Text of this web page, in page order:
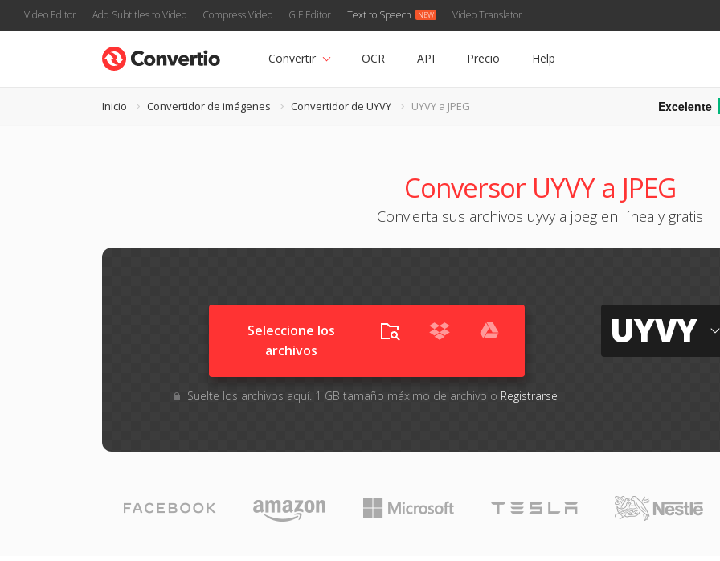
Video Editor Add Subtitles to Video Compress Video GIF Editor Text to Speech Video Translator
Convertir OCR API Precio Help
Inicio Convertidor de imágenes Convertidor de UYVY UYVY a JPEG Excelente
Conversor UYVY a JPEG
Convierta sus archivos uyvy a jpeg en línea y gratis
Seleccione los
archivos
Suelte los archivos aquí. 1 GB tamaño máximo de archivo o Registrarse
UYVY